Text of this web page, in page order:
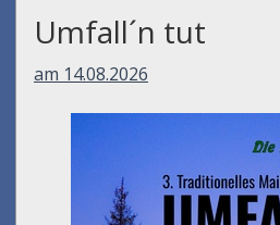
Umfall´n tut
am 14.08.2026